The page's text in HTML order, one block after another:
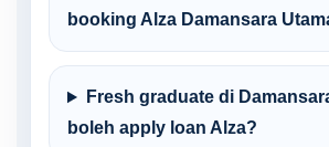
booking Alza Damansara
Fresh graduate di
boleh apply loan Alza?